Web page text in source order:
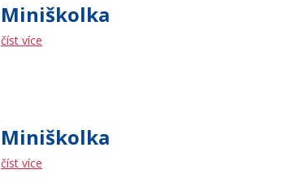
Miniškolka
číst více
Miniškolka
číst více